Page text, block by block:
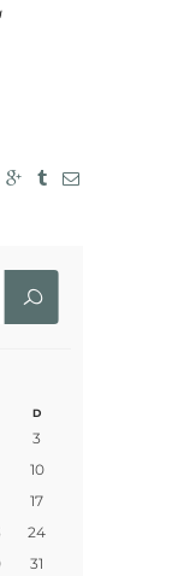
D
3
10
17
24
31